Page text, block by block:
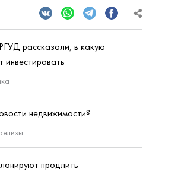
рассказали, в какую
инвестировать
недвижимости?
продлить